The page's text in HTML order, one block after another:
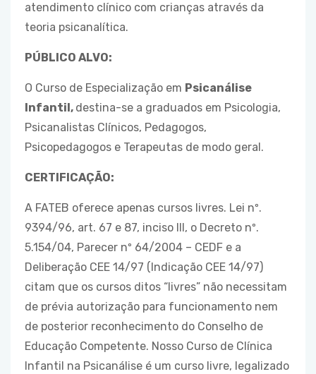
atendimento clínico com crianças através da
teoria psicanalítica.
PÚBLICO ALVO:
O Curso de Especialização em Psicanálise
Infantil, destina-se a graduados em Psicologia,
Psicanalistas Clínicos, Pedagogos,
Psicopedagogos e Terapeutas de modo geral.
CERTIFICAÇÃO:
A FATEB oferece apenas cursos livres. Lei nº.
9394/96, art. 67 e 87, inciso III, o Decreto nº.
5.154/04, Parecer nº 64/2004 – CEDF e a
Deliberação CEE 14/97 (Indicação CEE 14/97)
citam que os cursos ditos “livres” não necessitam
de prévia autorização para funcionamento nem
de posterior reconhecimento do Conselho de
Educação Competente. Nosso Curso de Clínica
Infantil na Psicanálise é um curso livre, legalizado